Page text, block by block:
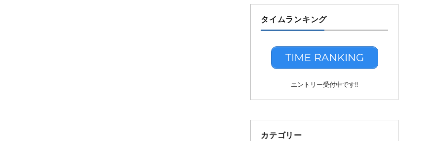
タイムランキング
TIME RANKING
エントリー受付中です!!
カテゴリー